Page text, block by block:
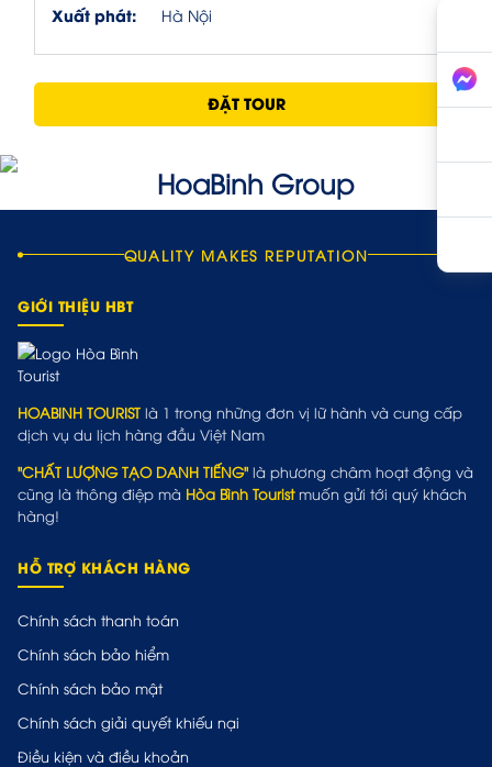
Xuất phát: Hà Nội
ĐẶT TOUR
QUALITY MAKES REPUTATION
GIỚI THIỆU HBT
HOABINH TOURIST là 1 trong những đơn vị lữ hành và cung cấp
dịch vụ du lịch hàng đầu Việt Nam
"CHẤT LƯỢNG TẠO DANH TIẾNG" là phương châm hoạt động và
cũng là thông điệp mà Hòa Bình Touristmuốn gửi tới quý khách
hàng!
HỖ TRỢ KHÁCH HÀNG
Chính sách thanh toán
Chính sách bảo hiểm
Chính sách bảo mật
Chính sách giải quyết khiếu nại
Điều kiện và điều khoản